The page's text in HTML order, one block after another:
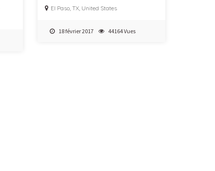
El Paso, TX, United States
18 février 2017 44164 Vues